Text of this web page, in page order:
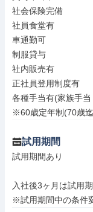
社会保険完備
社員食堂有
車通勤可
制服貸与
社内販売有
正社員登用制度有
各種手当有(家族手
※60歳定年制(70歳
試用期間
試用期間あり
入社後3ヶ月は試用
※試用期間中の条件